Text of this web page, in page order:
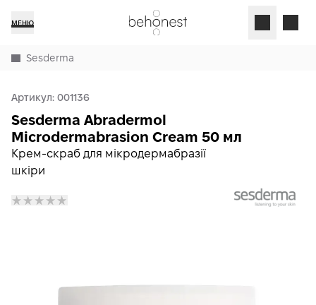
МЕНЮ
Sesderma
Артикул: 001136
Крем-скраб для мікродермабразії
шкіри
Sesderma Abradermol
Microdermabrasion Cream 50 мл